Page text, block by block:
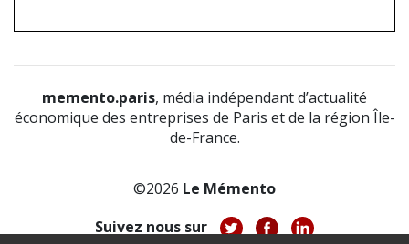
memento.paris, média indépendant d’actualité
économique des entreprises de Paris et de la région Île-
de-France.
©2026 Le Mémento
Suivez nous sur